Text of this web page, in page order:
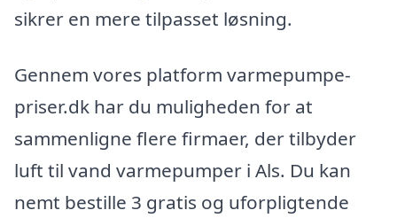
sikrer en mere tilpasset løsning.
Gennem vores platform varmepumpe-
priser.dk har du muligheden for at
sammenligne flere firmaer, der tilbyder
luft til vand varmepumper i Als. Du kan
nemt bestille 3 gratis og uforpligtende